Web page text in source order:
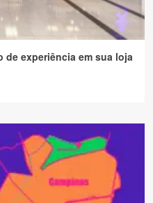
experiência em sua loja